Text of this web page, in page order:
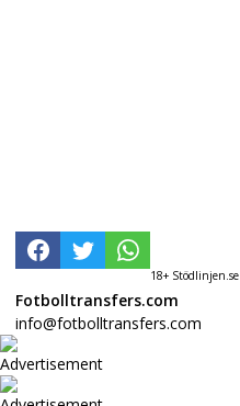
18+ Stödlinjen.se
Fotbolltransfers.com
info@fotbolltransfers.com